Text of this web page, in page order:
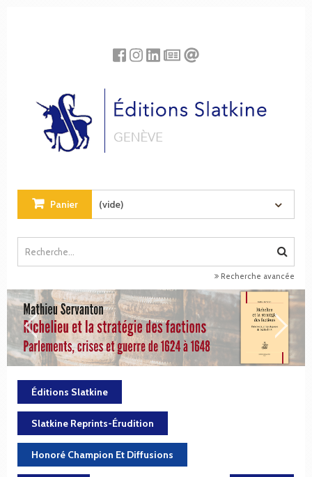
Panier (vide)
Recherche avancée
Éditions Slatkine
Slatkine Reprints-Érudition
Honoré Champion Et Diffusions